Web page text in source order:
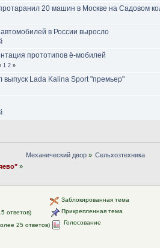
20 машин в Москве на Садовом
в России выросло
прототипов ё-мобилей
1 2 »
выпуск Lada Kalina Sport "премьер"
»
Механический двор» Сельхозтехника
ответов)
25 ответов)
Заблокированная тема
Прикрепленная тема
Голосование